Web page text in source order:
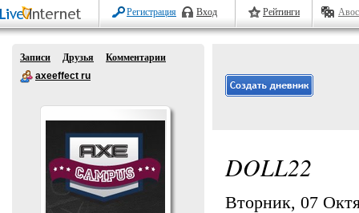
Регистрация Вход Рейтинги
Записи Друзья
Комментарии
axeeffect ru
DOLL22
Вторник, 07